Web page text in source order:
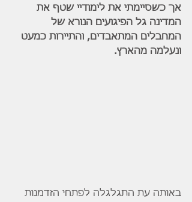
אך כשסיימתי את לימודיי שטף את
המדינה גל הפיגועים הנורא של
המחבלים המתאבדים, והתיירות כמעט
ונעלמה מהארץ.
באותה עת התגלגלה לפתחי הזדמנות